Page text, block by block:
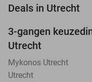
Deals in Utrecht
NEW
TODAY
3-gangen
Utrecht
Mykonos Utrecht
Utrecht